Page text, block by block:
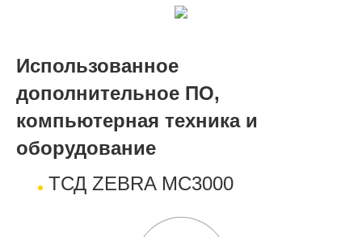
Использованное
дополнительное ПО,
компьютерная техника и
оборудование
ТСД ZEBRA MC3000